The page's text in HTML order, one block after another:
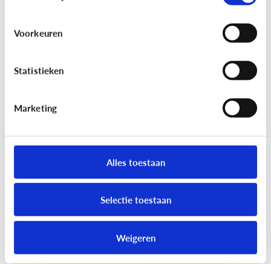
Voorkeuren
Statistieken
Marketing
Alles toestaan
Selectie toestaan
Weigeren
[Online quiz]Waar is schermtijd